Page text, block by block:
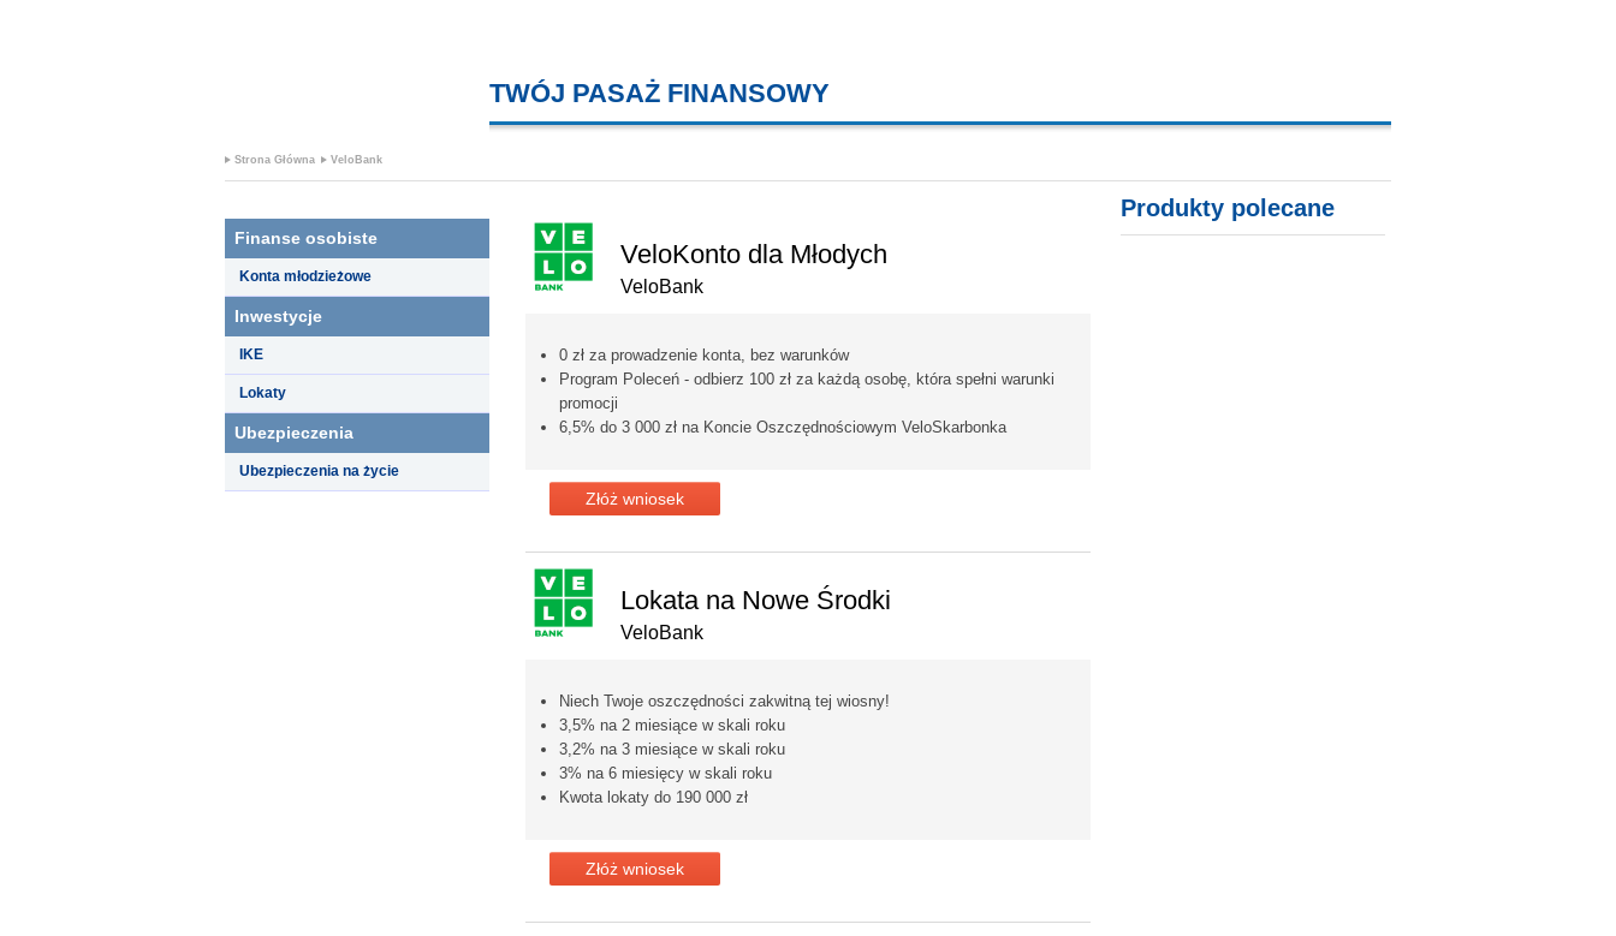
TWÓJ PASAŻ FINANSOWY
Strona Główna VeloBank
Finanse osobiste
Konta młodzieżowe
Inwestycje
IKE
Lokaty
Ubezpieczenia
Ubezpieczenia na życie
VeloKonto dla Młodych
VeloBank
0 zł za prowadzenie konta, bez warunków
Program Poleceń - odbierz 100 zł za każdą osobę, która spełni warunki
promocji
6,5% do 3 000 zł na Koncie Oszczędnościowym VeloSkarbonka
Złóż wniosek
Lokata na Nowe Środki
VeloBank
Niech Twoje oszczędności zakwitną tej wiosny!
3,5% na 2 miesiące w skali roku
3,2% na 3 miesiące w skali roku
3% na 6 miesięcy w skali roku
Kwota lokaty do 190 000 zł
Złóż wniosek
Produkty polecane